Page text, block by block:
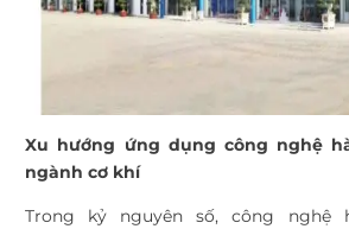
Xu hướng ứng dụng công nghệ
ngành cơ khí
Trong kỷ nguyên số, công nghệ